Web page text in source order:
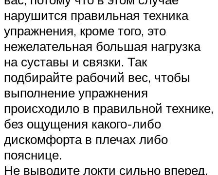
нарушится правильная техника
упражнения, кроме того, это
нежелательная большая нагрузка
на суставы и связки. Так
подбирайте рабочий вес, чтобы
выполнение упражнения
происходило в правильной технике,
без ощущения какого-либо
дискомфорта в плечах либо
пояснице.
Не выводите локти сильно вперед,